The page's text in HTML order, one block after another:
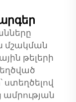
մշակման
թելերի
ստեղծելով
ամրության